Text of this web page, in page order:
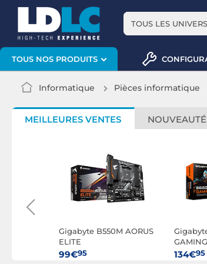
TOUS LES UNIVERS
TOUS NOS PRODUITS
Informatique Pièces informatique
MEILLEURES VENTES
Gigabyte B550M AORUS
ELITE
99€95 134€95